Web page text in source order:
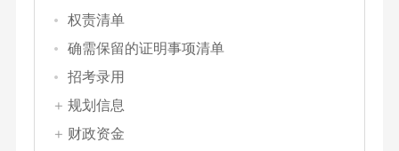
权责清单
确需保留的证明事项清单
招考录用
规划信息
财政资金